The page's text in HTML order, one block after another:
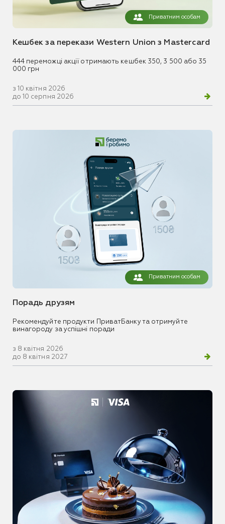
Приватним особам
Кешбек за перекази Western Union з Mastercard
444 переможці акції отримають кешбек 350, 3 500 або 35
000 грн
з 10 квітня 2026
до 10 серпня 2026
Приватним особам
Порадь друзям
Рекомендуйте продукти ПриватБанку та отримуйте
винагороду за успішні поради
з 8 квітня 2026
до 8 квітня 2027